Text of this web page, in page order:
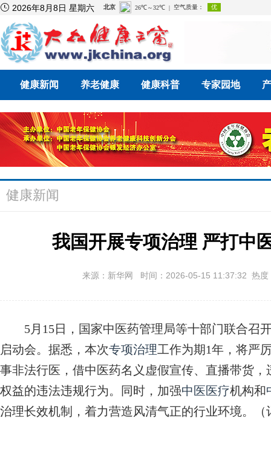
 2026年8月8日 星期六
健康新闻 养老健康 健康科普 专家园地
健康新闻
我国开展专项治理 严打中
来源：新华网 时间：2026-05-15 11:37:32 热
5月15日，国家中医药管理局等十部门联合召
启动会。据悉，本次专项治理工作为期1年，将严
事非法行医，借中医药名义虚假宣传、直播带货
权益的违法违规行为。同时，加强中医医疗机构和
治理长效机制，着力营造风清气正的行业环境。